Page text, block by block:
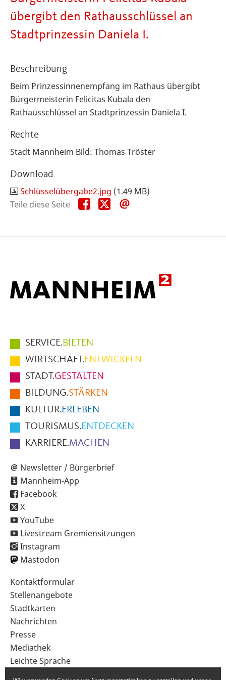
übergibt den Rathausschlüssel an
Stadtprinzessin Daniela I.
Beschreibung
Beim Prinzessinnenempfang im Rathaus übergibt
Bürgermeisterin Felicitas Kubala den
Rathausschlüssel an Stadtprinzessin Daniela I.
Rechte
Stadt Mannheim Bild: Thomas Tröster
Download
Schlüsselübergabe2.jpg (1.49 MB)
Teile diese Seite
Teile
diese
Teile
diese
Hauptmenüpunkte
im
Fußbereich
der
Seite
SERVICE.BIETEN
WIRTSCHAFT.ENTWICKELN
STADT.GESTALTEN
BILDUNG.STÄRKEN
KULTUR.ERLEBEN
TOURISMUS.ENTDECKEN
KARRIERE.MACHEN
Newsletter / Bürgerbrief
Mannheim-App
Facebook
X
YouTube
Livestream Gremiensitzungen
Instagram
Mastodon
Sekundärnavigation
im
Fußbereich
Kontaktformular
Stellenangebote
Stadtkarten
Nachrichten
Presse
Mediathek
Leichte Sprache